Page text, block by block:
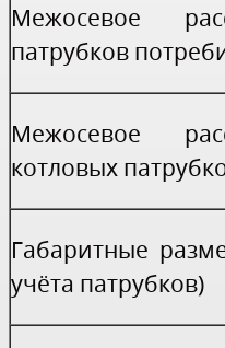
Межосевое
патрубков
Межосевое
котловых
Габаритные
учёта патрубков)